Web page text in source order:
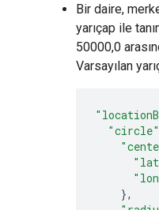
Bir daire,
yarıçap ile
50000,0
Varsayılan
"circle"
},